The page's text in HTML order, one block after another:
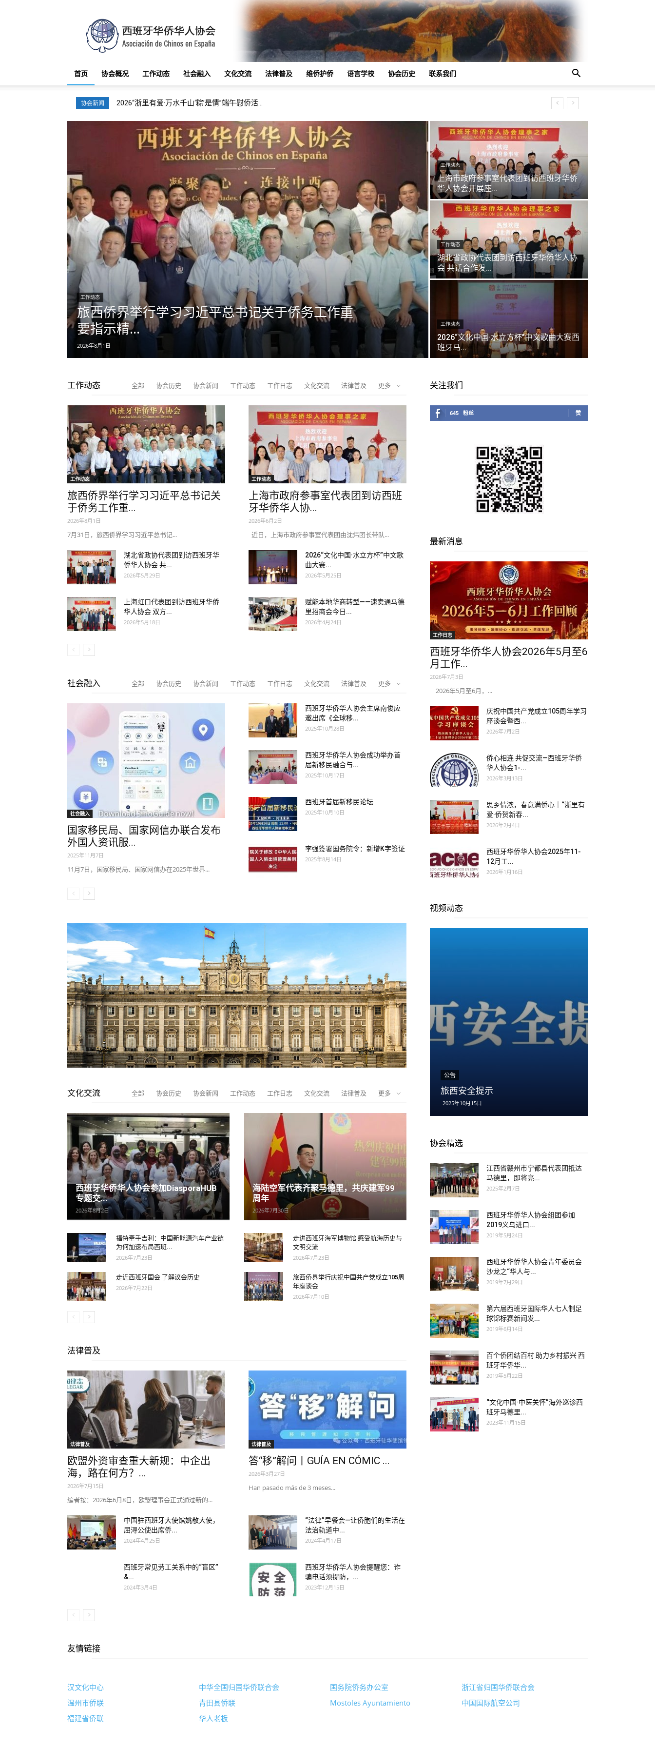
班
华
华
人
会
首页 协会概况 工作动态 社会融入 文化交流 法律普及 维侨护侨 语言学校 协会历史 联系我们
协会新闻 2026“浙里有爱·万水千山‘粽’是情”端午慰侨活...
工作动态
旅西侨界举行学习习近平总书记关于侨务工作重
要指示精...
2026年8月1日
工作动态
上海市政府参事室代表团到访西班牙华侨
华人协会开展座...
工作动态
湖北省政协代表团到访西班牙华侨华人协
会 共话合作发...
工作动态
2026“文化中国·水立方杯”中文歌曲大赛西
班牙马...
工作动态 全部 协会历史 协会新闻 工作动态 工作日志 文化交流 法律普及 更多
工作动态
旅西侨界举行学习习近平总书记关
于侨务工作重...
2026年8月1日
7月31日，旅西侨界学习习近平总书记...
工作动态
上海市政府参事室代表团到访西班
牙华侨华人协...
2026年6月2日
近日，上海市政府参事室代表团由沈炜团长带队...
湖北省政协代表团到访西班牙华
侨华人协会 共...
2026年5月29日
2026“文化中国·水立方杯”中文歌
曲大赛...
2026年5月25日
上海虹口代表团到访西班牙华侨
华人协会 双方...
2026年5月18日
赋能本地华商转型——速卖通马德
里招商会今日...
2026年4月24日
社会融入 全部 协会历史 协会新闻 工作动态 工作日志 文化交流 法律普及 更多
社会融入
国家移民局、国家网信办联合发布
外国人资讯服...
2025年11月7日
11月7日，国家移民局、国家网信办在2025年世界...
西班牙华侨华人协会主席南俊应
邀出席《全球移...
2025年10月28日
西班牙华侨华人协会成功举办首
届新移民融合与...
2025年10月17日
西班牙首届新移民论坛
2025年10月10日
李强签署国务院令：新增K字签证
2025年8月14日
文化交流 全部 协会历史 协会新闻 工作动态 工作日志 文化交流 法律普及 更多
西班牙华侨华人协会参加DiasporaHUB
专题交...
2026年8月2日
海陆空军代表齐聚马德里，共庆建军99
周年
2026年7月30日
福特牵手吉利：中国新能源汽车产业链
为何加速布局西班...
2026年7月23日
走进西班牙海军博物馆 感受航海历史与
文明交流
2026年7月23日
走近西班牙国会 了解议会历史
2026年7月22日
旅西侨界举行庆祝中国共产党成立105周
年座谈会
2026年7月10日
法律普及
法律普及
欧盟外资审查重大新规：中企出
海，路在何方？...
2026年7月15日
编者按：2026年6月8日，欧盟理事会正式通过新的...
法律普及
答“移”解问丨GUÍA EN CÓMIC ...
2026年3月27日
Han pasado más de 3 meses...
中国驻西班牙大使馆姚敬大使，
屈浔公使出席侨...
2024年4月25日
“法律”早餐会—让侨胞们的生活在
法治轨道中...
2024年4月17日
西班牙常见劳工关系中的“盲区”
&...
2024年3月4日
西班牙华侨华人协会提醒您：诈
骗电话须提防，...
2023年12月15日
关注我们
645 粉丝 赞
最新消息
工作日志
西班牙华侨华人协会2026年5月至6
月工作...
2026年7月3日
2026年5月至6月，...
庆祝中国共产党成立105周年学习
座谈会暨西...
2026年7月2日
侨心相连 共促交流—西班牙华侨
华人协会1-...
2026年3月13日
思乡情浓，春意满侨心｜“浙里有
爱·侨贺新春...
2026年2月4日
西班牙华侨华人协会2025年11-
12月工...
2026年1月16日
视频动态
公告
旅西安全提示
2025年10月15日
协会精选
江西省赣州市宁都县代表团抵达
马德里，即将亮...
2025年2月7日
西班牙华侨华人协会组团参加
2019义乌进口...
2019年5月24日
西班牙华侨华人协会青年委员会
沙龙之“华人与...
2019年7月29日
第六届西班牙国际华人七人制足
球锦标赛新闻发...
2019年6月14日
百个侨团结百村 助力乡村振兴 西
班牙华侨华...
2019年5月22日
“文化中国·中医关怀”海外巡诊西
班牙马德里...
2023年11月15日
友情链接
汉文化中心
温州市侨联
福建省侨联
中华全国归国华侨联合会
青田县侨联
华人老板
国务院侨务办公室
Mostoles Ayuntamiento
浙江省归国华侨联合会
中国国际航空公司